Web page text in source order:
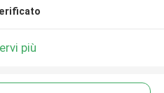
più